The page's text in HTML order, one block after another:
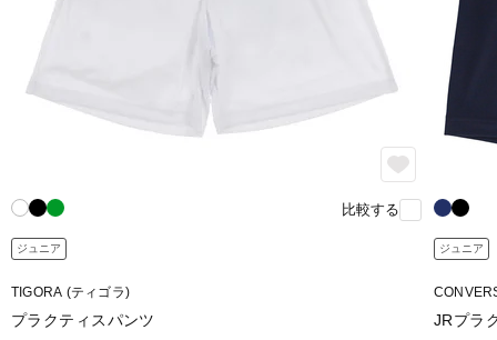
比較する
ジュニア
TIGORA (ティゴラ)
プラクティスパンツ
ジュニア
JRプラ